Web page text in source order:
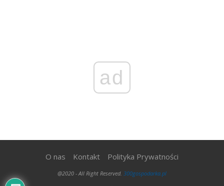
ad
O nas Kontakt Polityka Prywatności
@2020 - All Right Reserved. 300gospodarka.pl